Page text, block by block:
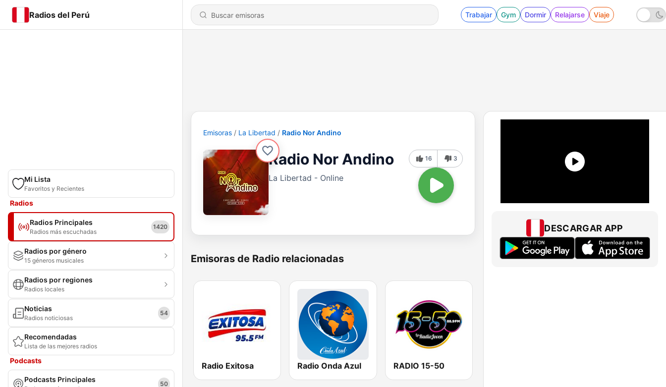
Radios del Perú Trabajar Gym Dormir Relajarse Viaje
Mi Lista
Favoritos y Recientes
Radios
Radios Principales
Radios más escuchadas
1420
Radios por género
15 géneros musicales
Radios por regiones
Radios locales
Noticias
Radios noticiosas
54
Recomendadas
Lista de las mejores radios
Podcasts
Podcasts Principales 50
Emisoras La Libertad Radio Nor Andino
Radio Nor Andino
La Libertad - Online
16 3
Emisoras de Radio relacionadas
Radio Exitosa Radio Onda Azul RADIO 15-50
DESCARGAR APP